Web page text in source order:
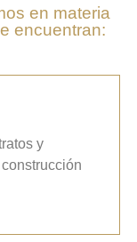
en materia
encuentran:
y